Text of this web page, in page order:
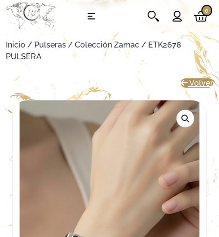
0
Inicio / Pulseras/ Colección Zamac / ETK2678
PULSERA
Volver